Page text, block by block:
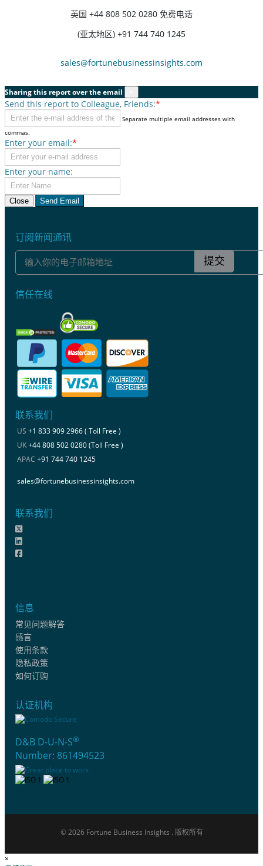
英国 +44 808 502 0280 免费电话
(亚太地区) +91 744 740 1245
sales@fortunebusinessinsights.com
Sharing this report over the email
Send this report to Colleague, Friends:*
Separate multiple email addresses with
commas.
Enter your email:*
Enter your name:
Close Send Email
订阅新闻通讯
提交
信任在线
联系我们
US +1 833 909 2966 ( Toll Free )
UK+44 808 502 0280 (Toll Free )
APAC +91 744 740 1245
sales@fortunebusinessinsights.com
联系我们
信息
常见问题解答
感言
使用条款
隐私政策
如何订购
认证机构
D&B D-U-N-S®
Number: 861494523
© 2026 Fortune Business Insights . 版权所有
×